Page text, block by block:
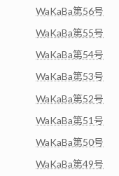
WaKaBa第56号
WaKaBa第55号
WaKaBa第54号
WaKaBa第53号
WaKaBa第52号
WaKaBa第51号
WaKaBa第50号
WaKaBa第49号